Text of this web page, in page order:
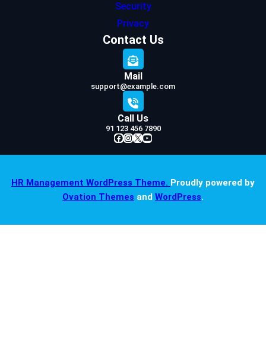
Security
Privacy
Contact Us
Mail
support@example.com
Call Us
91 123 456 7890
Facebook InstagramX YouTube
HR Management WordPress Theme. Proudly powered by
Ovation Themes and WordPress.